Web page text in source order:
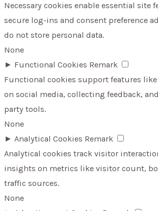
Necessary cookies enable essential site
secure log-ins and consent preference
do not store personal data.
None
► Functional Cookies Remark
Functional cookies support features
on social media, collecting feedback,
party tools.
None
► Analytical Cookies Remark
Analytical cookies track visitor
insights on metrics like visitor count,
traffic sources.
None